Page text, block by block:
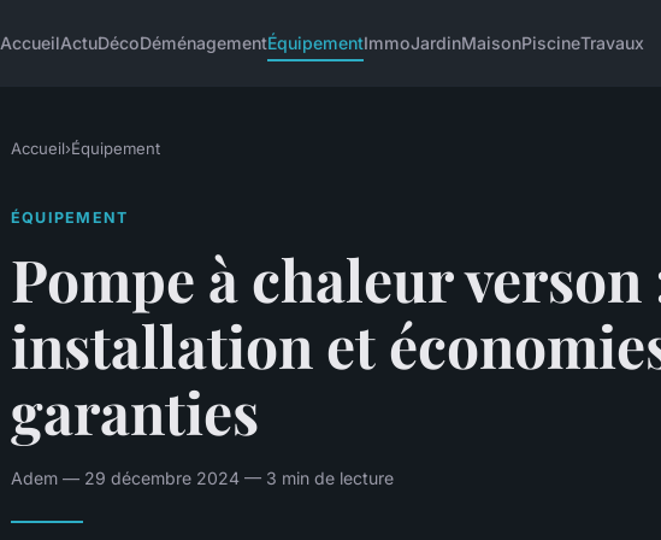
AccueilActuDécoDéménagementÉquipementImmoJardinMaisonPiscineTravaux
Accueil›Équipement
ÉQUIPEMENT
Pompe à chaleur verson
installation et
garanties
Adem — 29 décembre 2024 — 3 min de lecture